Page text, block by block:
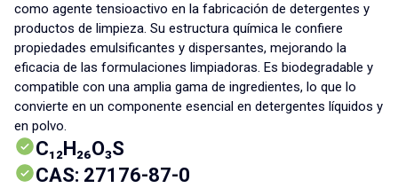
como agente tensioactivo en la fabricación de detergentes y
productos de limpieza. Su estructura química le confiere
propiedades emulsificantes y dispersantes, mejorando la
eficacia de las formulaciones limpiadoras. Es biodegradable y
compatible con una amplia gama de ingredientes, lo que lo
convierte en un componente esencial en detergentes líquidos y
en polvo.​
C₁₂H₂₆O₃S
CAS: 27176-87-0